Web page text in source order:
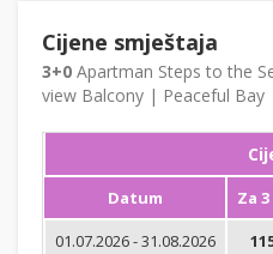
Cijene smještaja
3+0 Apartman Steps to the
view Balcony | Peaceful Bay
Datum Za
01.07.2026 - 31.08.2026